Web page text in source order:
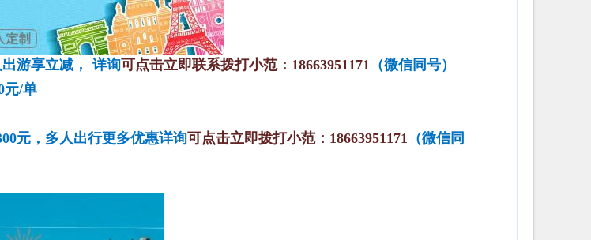
游享立减， 详询可点击立即联系拨打小范： 18663951171
（微信同号）
元/单
元，多人出行更多优惠详询可点击立即拨打小范： 18663951171
（微信同